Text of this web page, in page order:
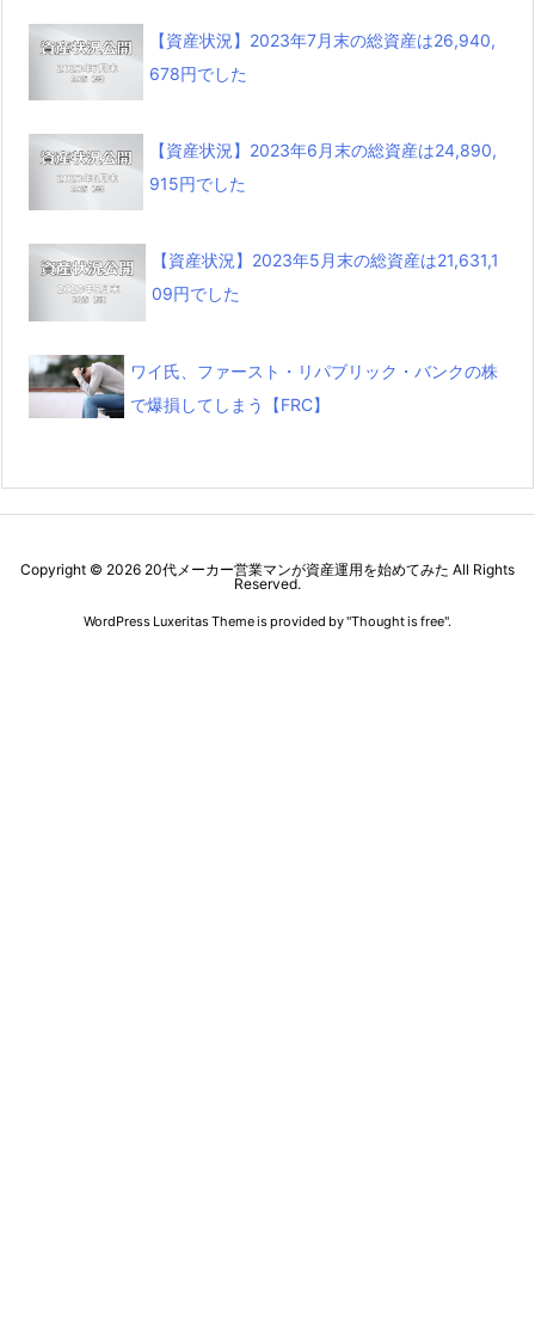
【資産状況】2023年7月末の総資産は26,940,
678円でした
【資産状況】2023年6月末の総資産は24,890,
915円でした
【資産状況】2023年5月末の総資産は21,631,1
09円でした
ワイ氏、ファースト・リパブリック・バンクの株
で爆損してしまう【FRC】
Copyright © 2026 20代メーカー営業マンが資産運用を始めてみた All Rights
Reserved.
WordPress Luxeritas Theme is provided by "Thought is free".